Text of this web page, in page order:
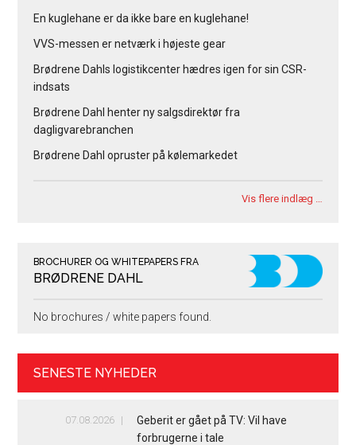
En kuglehane er da ikke bare en kuglehane!
VVS-messen er netværk i højeste gear
Brødrene Dahls logistikcenter hædres igen for sin CSR-
indsats
Brødrene Dahl henter ny salgsdirektør fra
dagligvarebranchen
Brødrene Dahl opruster på kølemarkedet
Vis flere indlæg …
BROCHURER OG WHITEPAPERS FRA
BRØDRENE DAHL
No brochures / white papers found.
SENESTE NYHEDER
07.08.2026
Geberit er gået på TV: Vil have
forbrugerne i tale